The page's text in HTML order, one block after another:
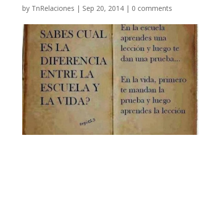
by TnRelaciones | Sep 20, 2014| 0 comments